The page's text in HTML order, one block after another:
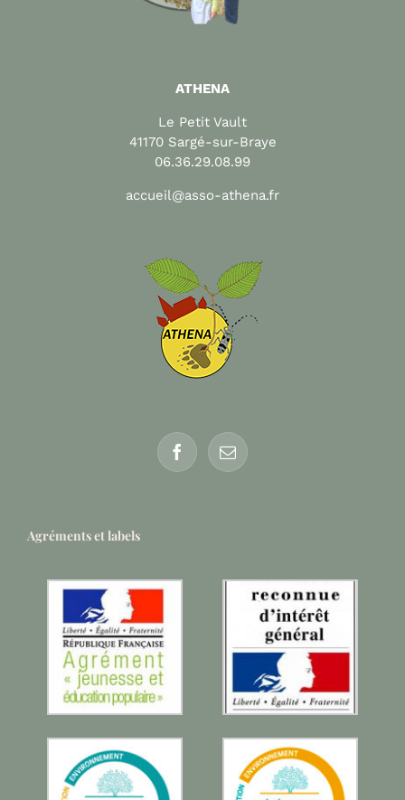
ATHENA
Le Petit Vault
41170 Sargé-sur-Braye
06.36.29.08.99
accueil@asso-athena.fr
Agréments et labels